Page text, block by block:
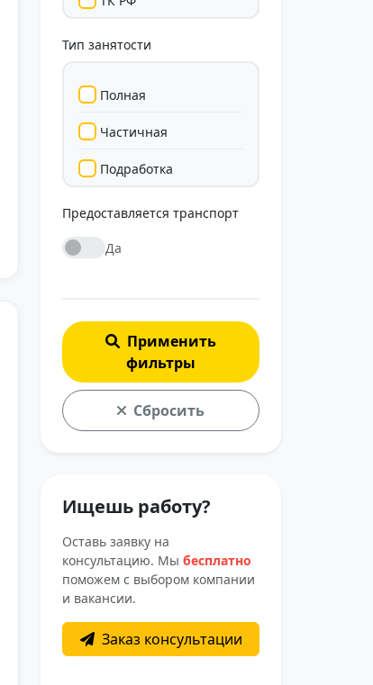
Тип занятости
Полная
Частичная
Подработка
Предоставляется транспорт
Да
Применить
фильтры
Сбросить
Ищешь работу?
Оставь заявку на
консультацию. Мы бесплатно
поможем с выбором компании
и вакансии.
Заказ консультации